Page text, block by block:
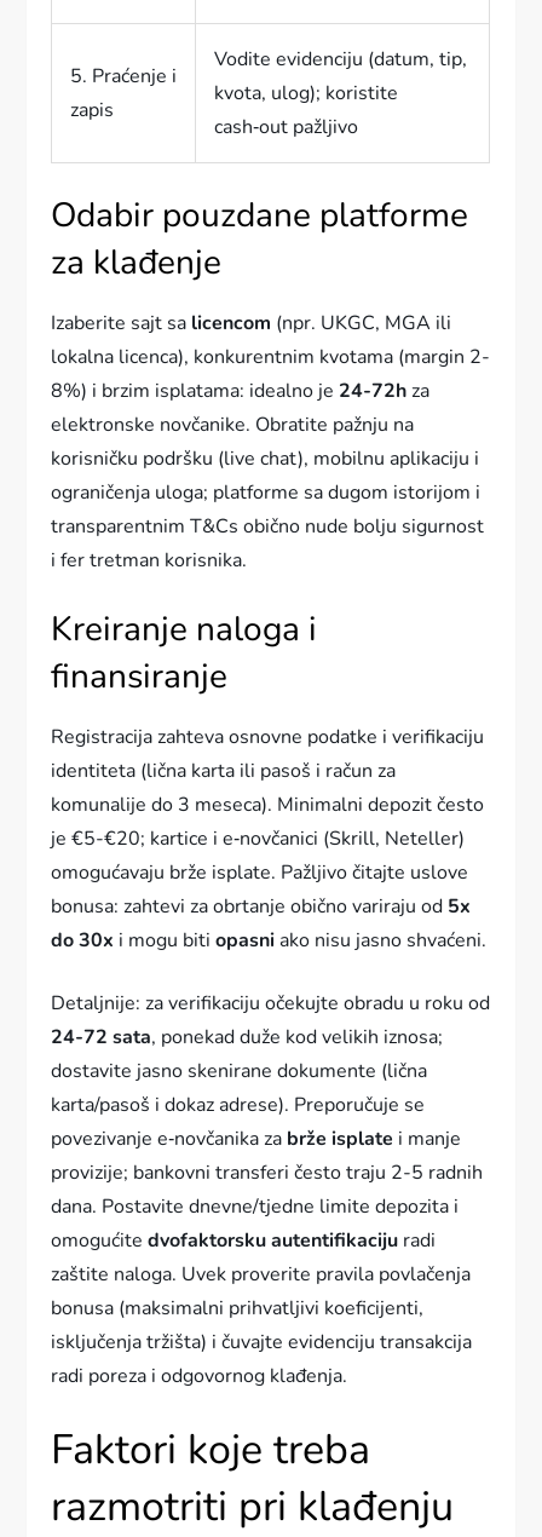
5. Praćenje i
zapis
Vodite evidenciju (datum, tip,
kvota, ulog); koristite
cash‑out pažljivo
Odabir pouzdane platforme
za klađenje
Izaberite sajt sa licencom (npr. UKGC, MGA ili
lokalna licenca), konkurentnim kvotama (margin 2-
8%) i brzim isplatama: idealno je 24-72hza
elektronske novčanike. Obratite pažnju na
korisničku podršku (live chat), mobilnu aplikaciju i
ograničenja uloga; platforme sa dugom istorijom i
transparentnim T&Cs obično nude bolju sigurnost
i fer tretman korisnika.
Kreiranje naloga i
finansiranje
Registracija zahteva osnovne podatke i verifikaciju
identiteta (lična karta ili pasoš i račun za
komunalije do 3 meseca). Minimalni depozit često
je €5-€20; kartice i e‑novčanici (Skrill, Neteller)
omogućavaju brže isplate. Pažljivo čitajte uslove
bonusa: zahtevi za obrtanje obično variraju od 5x
do 30x i mogu bitiopasni ako nisu jasno shvaćeni.
Detaljnije: za verifikaciju očekujte obradu u roku od
24-72 sata, ponekad duže kod velikih iznosa;
dostavite jasno skenirane dokumente (lična
karta/pasoš i dokaz adrese). Preporučuje se
povezivanje e‑novčanika za brže isplate i manje
provizije; bankovni transferi često traju 2-5 radnih
dana. Postavite dnevne/tjedne limite depozita i
omogućitedvofaktorsku autentifikaciju radi
zaštite naloga. Uvek proverite pravila povlačenja
bonusa (maksimalni prihvatljivi koeficijenti,
isključenja tržišta) i čuvajte evidenciju transakcija
radi poreza i odgovornog klađenja.
Faktori koje treba
razmotriti pri klađenju